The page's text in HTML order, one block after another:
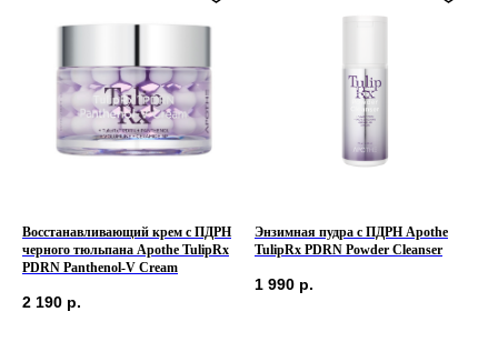
Восстанавливающий крем с ПДРН
черного тюльпана Apothe TulipRx
PDRN Panthenol-V Cream
2 190 р.
Энзимная пудра c ПДРН Apothe
TulipRx PDRN Powder Cleanser
1 990 р.